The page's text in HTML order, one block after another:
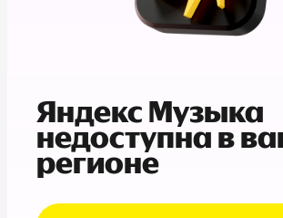
Яндекс Музыка
недоступна в
регионе